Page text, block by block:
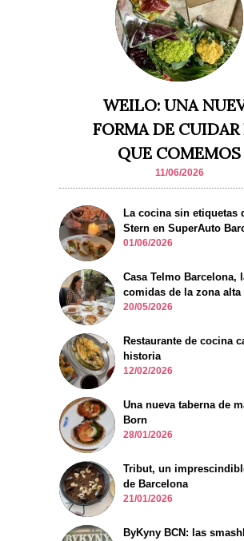
WEILO: UNA
FORMA DE
QUE COMEMOS
11/06/2026
La cocina sin etiquetas
Stern en SuperAuto
01/06/2026
Casa Telmo Barcelona,
comidas de la zona alta
20/05/2026
Restaurante de cocina
historia
12/02/2026
Una nueva taberna de
Born
28/01/2026
Tribut, un
de Barcelona
21/01/2026
ByKyny BCN: las
personalizados.